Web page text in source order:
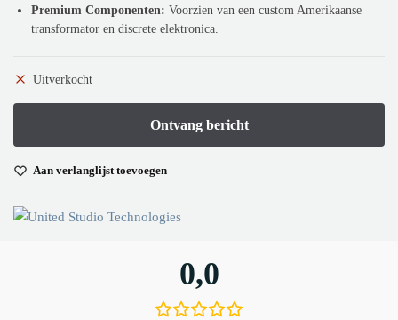
Premium Componenten: Voorzien van een custom Amerikaanse
transformator en discrete elektronica.
Uitverkocht
Aan verlanglijst toevoegen
0,0